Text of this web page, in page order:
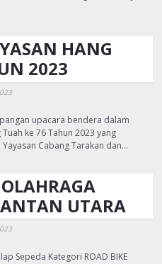
HANG
2023
upacara bendera dalam
ke 76 Tahun 2023 yang
Cabang Tarakan dan…
UTARA
Sepeda Kategori ROAD BIKE